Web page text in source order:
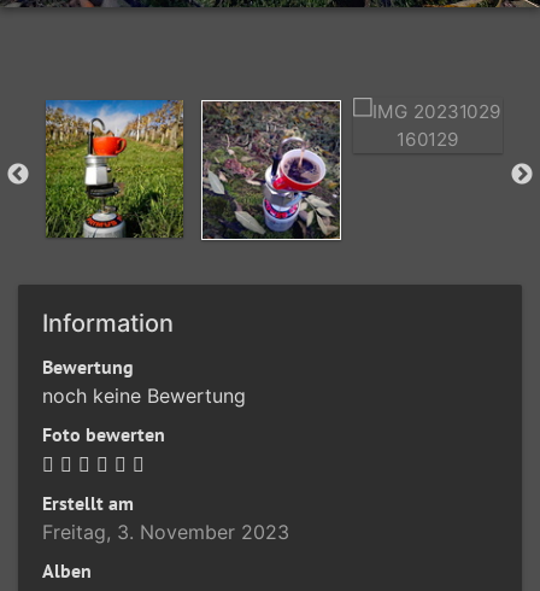
Information
Bewertung
noch keine Bewertung
Foto bewerten
Erstellt am
Freitag, 3. November 2023
Alben